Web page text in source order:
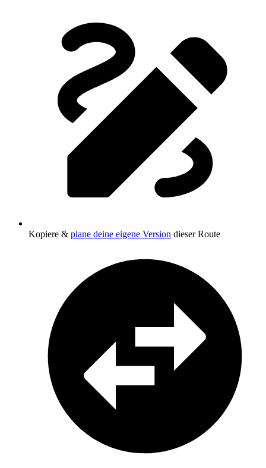
Kopiere & plane deine eigene Version dieser Route